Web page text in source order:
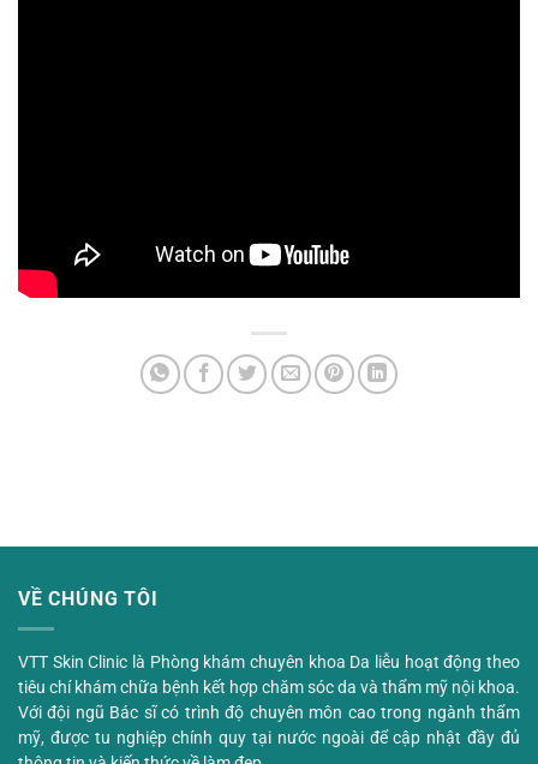
VỀ CHÚNG TÔI
VTT Skin Clinic là Phòng khám chuyên khoa Da liễu hoạt động theo
tiêu chí khám chữa bệnh kết hợp chăm sóc da và thẩm mỹ nội khoa.
Với đội ngũ Bác sĩ có trình độ chuyên môn cao trong ngành thẩm
mỹ, được tu nghiệp chính quy tại nước ngoài để cập nhật đầy đủ